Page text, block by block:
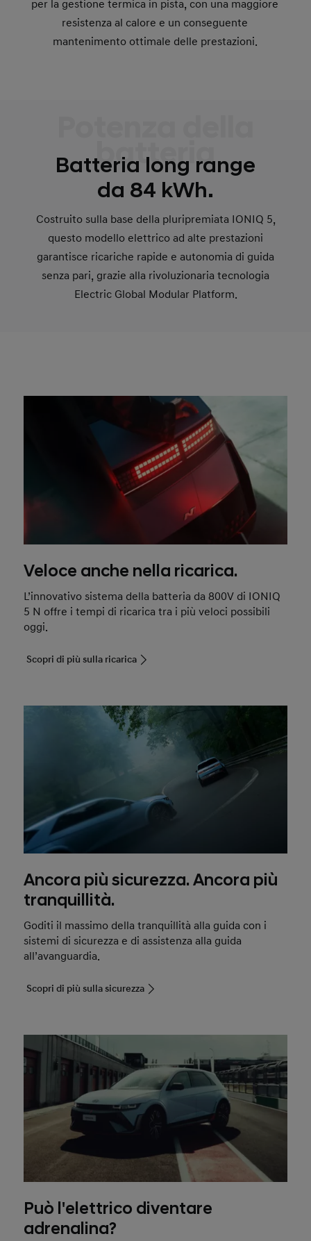
per la gestione termica in pista, con una maggiore
resistenza al calore e un conseguente
mantenimento ottimale delle prestazioni.
batteria
Batteria long range
da 84 kWh.
Costruito sulla base della pluripremiata IONIQ 5,
questo modello elettrico ad alte prestazioni
garantisce ricariche rapide e autonomia di guida
senza pari, grazie alla rivoluzionaria tecnologia
Electric Global Modular Platform.
Veloce anche nella ricarica.
L’innovativo sistema della batteria da 800V di IONIQ
5 N offre i tempi di ricarica tra i più veloci possibili
oggi.
Scopri di più sulla ricarica
Ancora più sicurezza. Ancora più
tranquillità.
Goditi il massimo della tranquillità alla guida con i
sistemi di sicurezza e di assistenza alla guida
all’avanguardia.
Scopri di più sulla sicurezza
Può l'elettrico diventare
adrenalina?